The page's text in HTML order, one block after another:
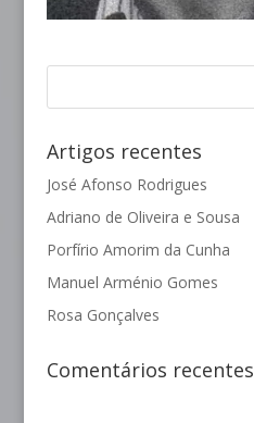
Artigos recentes
José Afonso Rodrigues
Adriano de Oliveira e Sousa
Porfírio Amorim da Cunha
Manuel Arménio Gomes
Rosa Gonçalves
Comentários recentes